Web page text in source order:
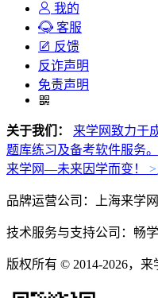
我的
客服
反馈
反诈声明
免责声明
关于我们：
来学网致力于
题库练习及备考软件服务。
来学网—未来因学而变！
品牌运营公司：上海来学
技术服务与支持公司：畅
版权所有 © 2014-2026，来